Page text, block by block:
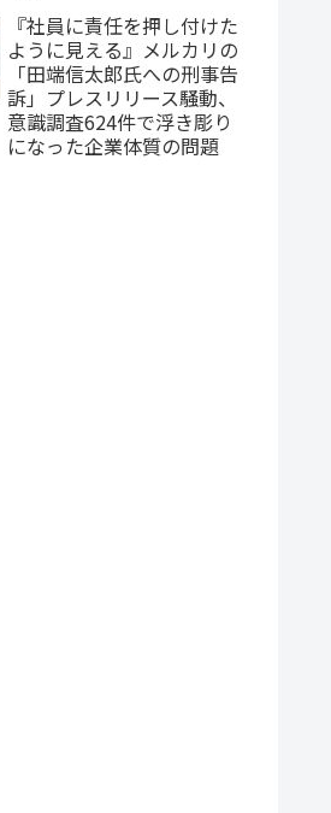
『社員に責任を押し付けた
ように見える』メルカリの
「田端信太郎氏への刑事告
訴」プレスリリース騒動、
意識調査624件で浮き彫り
になった企業体質の問題